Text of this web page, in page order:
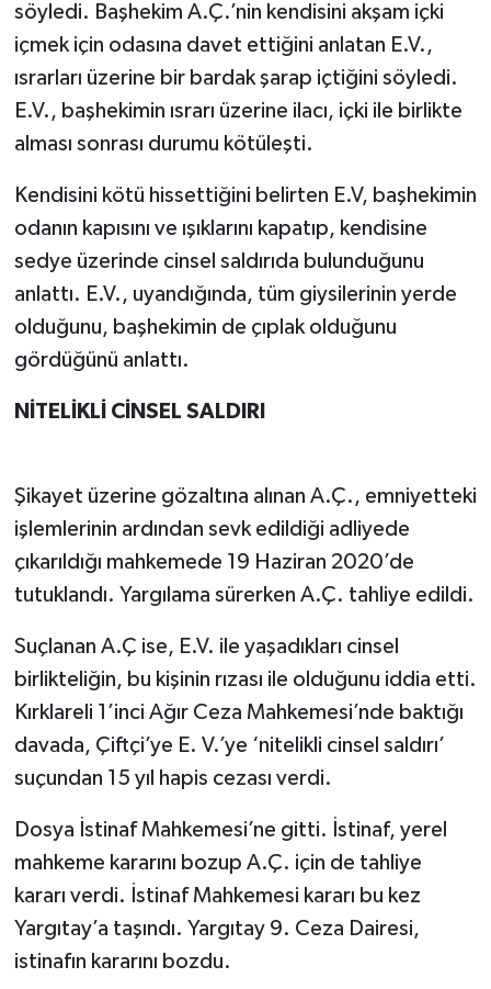
söyledi. Başhekim A.Ç.’nin kendisini akşam içki
içmek için odasına davet ettiğini anlatan E.V.,
ısrarları üzerine bir bardak şarap içtiğini söyledi.
E.V., başhekimin ısrarı üzerine ilacı, içki ile birlikte
alması sonrası durumu kötüleşti.
Kendisini kötü hissettiğini belirten E.V, başhekimin
odanın kapısını ve ışıklarını kapatıp, kendisine
sedye üzerinde cinsel saldırıda bulunduğunu
anlattı. E.V., uyandığında, tüm giysilerinin yerde
olduğunu, başhekimin de çıplak olduğunu
gördüğünü anlattı.
NİTELİKLİ CİNSEL SALDIRI
Şikayet üzerine gözaltına alınan A.Ç., emniyetteki
işlemlerinin ardından sevk edildiği adliyede
çıkarıldığı mahkemede 19 Haziran 2020’de
tutuklandı. Yargılama sürerken A.Ç. tahliye edildi.
Suçlanan A.Ç ise, E.V. ile yaşadıkları cinsel
birlikteliğin, bu kişinin rızası ile olduğunu iddia etti.
Kırklareli 1’inci Ağır Ceza Mahkemesi’nde baktığı
davada, Çiftçi’ye E. V.’ye ‘nitelikli cinsel saldırı’
suçundan 15 yıl hapis cezası verdi.
Dosya İstinaf Mahkemesi’ne gitti. İstinaf, yerel
mahkeme kararını bozup A.Ç. için de tahliye
kararı verdi. İstinaf Mahkemesi kararı bu kez
Yargıtay’a taşındı. Yargıtay 9. Ceza Dairesi,
istinafın kararını bozdu.